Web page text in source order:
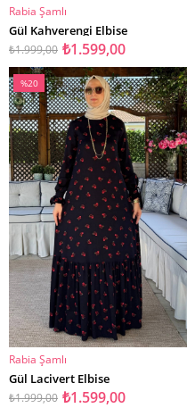
SEPETE EKLE
Rabia Şamlı
Gül Kahverengi Elbise
₺1.599,00
₺1.999,00
SEPETE EKLE
%20
İndirim
%20İndirim
Rabia Şamlı
Gül Lacivert Elbise
₺1.599,00
₺1.999,00